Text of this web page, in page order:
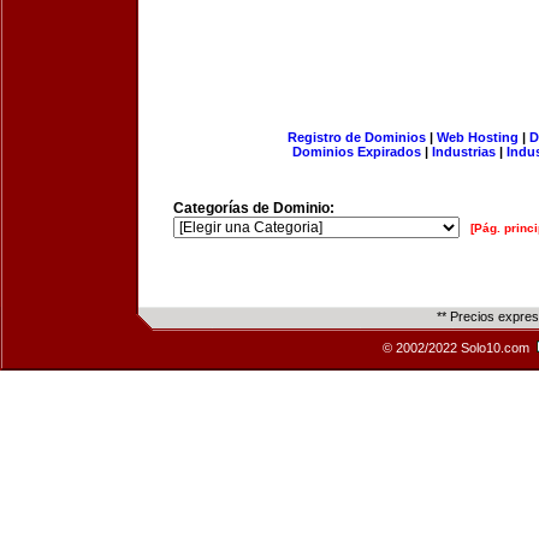
Registro de Dominios| Web Hosting |
Dominios Expirados | Industrias |
Categorías de Dominio:
[Pág.
** Precios
© 2002/2022 Solo10.com